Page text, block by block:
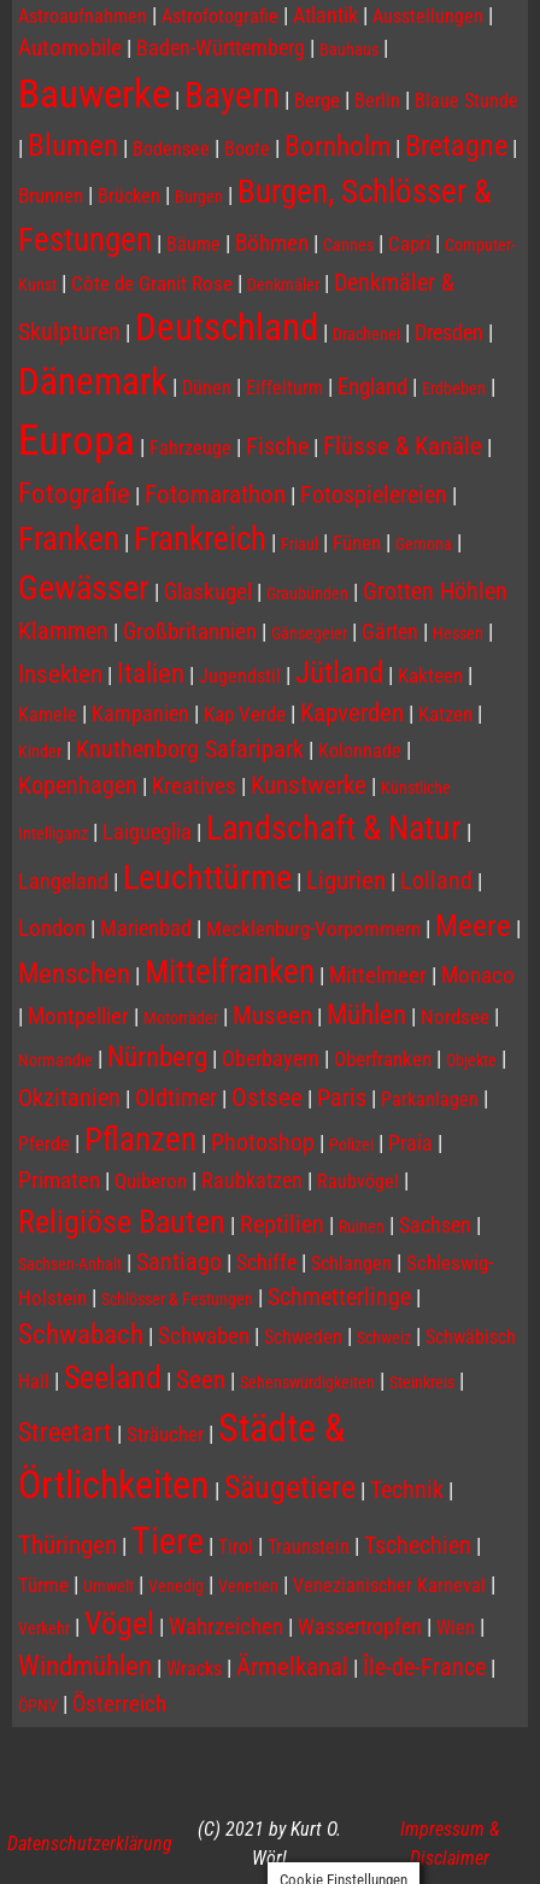
Astroaufnahmen | Astrofotografie | Atlantik | Ausstellungen |
Automobile | Baden-Württemberg | Bauhaus |
Bauwerke | Bayern | Berge | Berlin | Blaue Stunde
| Blumen | Bodensee | Boote | Bornholm | Bretagne |
Brunnen | Brücken | Burgen | Burgen, Schlösser &
Festungen | Bäume | Böhmen | Cannes | Capri | Computer-
Kunst | Côte de Granit Rose | Denkmäler | Denkmäler &
Skulpturen | Deutschland | Drachenei | Dresden |
Dänemark | Dünen | Eiffelturm | England | Erdbeben |
Europa | Fahrzeuge | Fische | Flüsse & Kanäle |
Fotografie | Fotomarathon | Fotospielereien |
Franken | Frankreich | Friaul | Fünen | Gemona |
Gewässer | Glaskugel | Graubünden | Grotten Höhlen
Klammen | Großbritannien | Gänsegeier | Gärten | Hessen |
Insekten | Italien | Jugendstil | Jütland | Kakteen |
Kamele | Kampanien | Kap Verde | Kapverden | Katzen |
Kinder | Knuthenborg Safaripark | Kolonnade |
Kopenhagen | Kreatives | Kunstwerke | Künstliche
Intelliganz | Laigueglia | Landschaft & Natur |
Langeland | Leuchttürme | Ligurien | Lolland |
London | Marienbad | Mecklenburg-Vorpommern | Meere |
Menschen | Mittelfranken | Mittelmeer | Monaco
| Montpellier | Motorräder | Museen | Mühlen | Nordsee |
Normandie | Nürnberg | Oberbayern | Oberfranken | Objekte |
Okzitanien | Oldtimer | Ostsee | Paris | Parkanlagen |
Pferde | Pflanzen | Photoshop | Polizei | Praia |
Primaten | Quiberon | Raubkatzen | Raubvögel |
Religiöse Bauten | Reptilien | Ruinen | Sachsen |
Sachsen-Anhalt | Santiago | Schiffe | Schlangen | Schleswig-
Holstein | Schlösser & Festungen | Schmetterlinge |
Schwabach | Schwaben | Schweden | Schweiz | Schwäbisch
Hall | Seeland | Seen | Sehenswürdigkeiten | Steinkreis |
Streetart | Sträucher | Städte &
Örtlichkeiten | Säugetiere | Technik |
Thüringen | Tiere | Tirol | Traunstein | Tschechien |
Türme | Umwelt | Venedig | Venetien | Venezianischer Karneval |
Verkehr | Vögel | Wahrzeichen | Wassertropfen | Wien |
Windmühlen | Wracks | Ärmelkanal | Île-de-France |
ÖPNV | Österreich
Datenschutzerklärung
(C) 2021 by Kurt O.
Wörl
Impressum &
Disclaimer
Cookie Einstellungen